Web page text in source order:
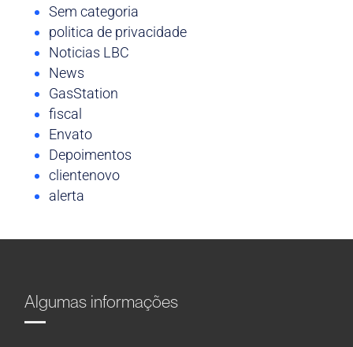
Sem categoria
politica de privacidade
Noticias LBC
News
GasStation
fiscal
Envato
Depoimentos
clientenovo
alerta
Algumas informações